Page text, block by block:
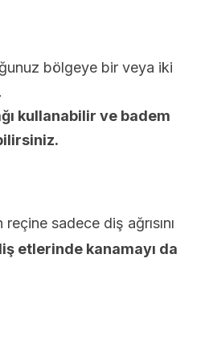
bölgeye bir veya iki
kullanabilir ve badem
sadece diş ağrısını
etlerinde kanamayı da